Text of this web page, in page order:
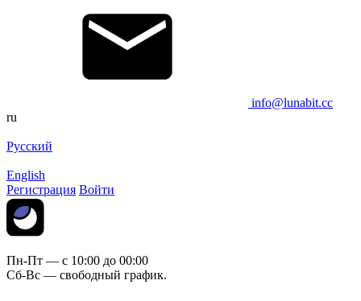
info@lunabit.cc
ru
Русский
English
Регистрация Войти
Пн-Пт — c 10:00 до 00:00
Сб-Вс — свободный график.